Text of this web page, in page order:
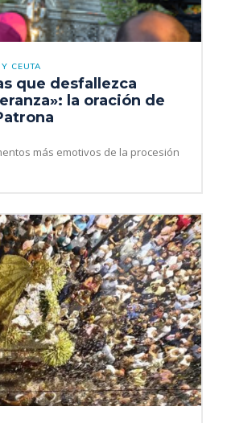
CEUTA
que desfallezca
la oración de
más emotivos de la procesión